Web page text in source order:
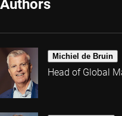
Authors
Michiel de Bruin
Head of Global